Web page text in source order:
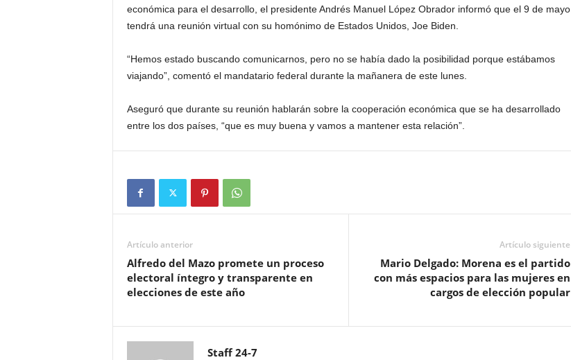
económica para el desarrollo, el presidente Andrés Manuel López Obrador informó que el 9 de mayo
tendrá una reunión virtual con su homónimo de Estados Unidos, Joe Biden.
“Hemos estado buscando comunicarnos, pero no se había dado la posibilidad porque estábamos
viajando”, comentó el mandatario federal durante la mañanera de este lunes.
Aseguró que durante su reunión hablarán sobre la cooperación económica que se ha desarrollado
entre los dos países, “que es muy buena y vamos a mantener esta relación”.
Artículo anterior
Alfredo del Mazo promete un proceso
electoral íntegro y transparente en
elecciones de este año
Artículo siguiente
Mario Delgado: Morena es el partido
con más espacios para las mujeres en
cargos de elección popular
Staff 24-7